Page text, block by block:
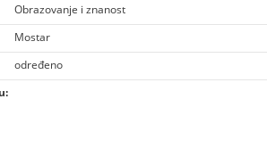
Obrazovanje i znanost
Mostar
određeno